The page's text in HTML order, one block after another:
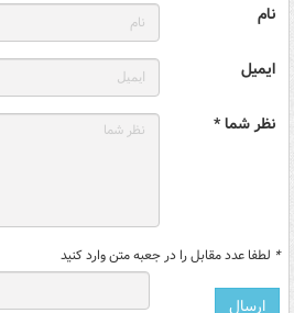
نام
ایمیل
نظر شما *
* لطفا عدد مقابل را در جعبه متن وارد کنید